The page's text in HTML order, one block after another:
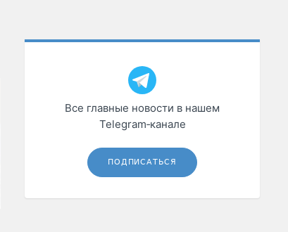
Все главные новости в нашем
Telegram‑канале
ПОДПИСАТЬСЯ